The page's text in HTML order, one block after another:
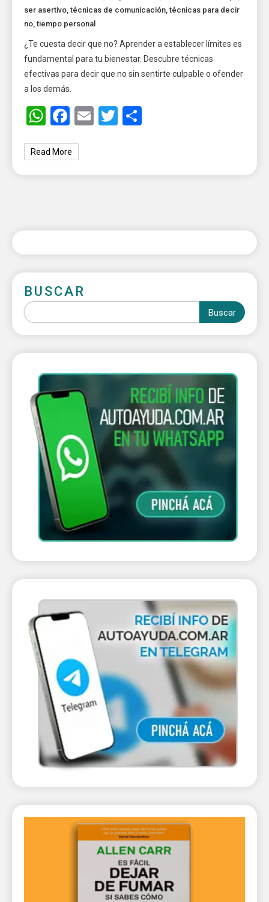
ser asertivo ,técnicas de comunicación ,técnicas para decir
no ,tiempo personal
¿Te cuesta decir que no? Aprender a establecer límites es
fundamental para tu bienestar. Descubre técnicas
efectivas para decir que no sin sentirte culpable o ofender
a los demás.
WhatsApp
Facebook
EmailTwitter
Read More
BUSCAR
Buscar